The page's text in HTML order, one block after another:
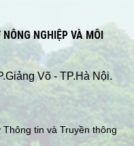
NGHIỆP VÀ MÔI
Võ - TP.Hà Nội.
tin và Truyền thông